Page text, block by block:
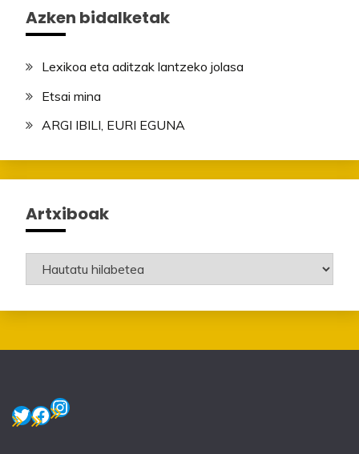
Azken bidalketak
Lexikoa eta aditzak lantzeko jolasa
Etsai mina
ARGI IBILI, EURI EGUNA
Artxiboak
Artxiboak
Twitter
Facebook
Instagram